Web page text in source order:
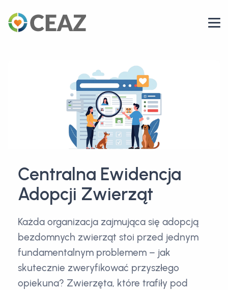
Centralna Ewidencja
Adopcji Zwierząt
Każda organizacja zajmująca się adopcją
bezdomnych zwierząt stoi przed jednym
fundamentalnym problemem – jak
skutecznie zweryfikować przyszłego
opiekuna? Zwierzęta, które trafiły pod